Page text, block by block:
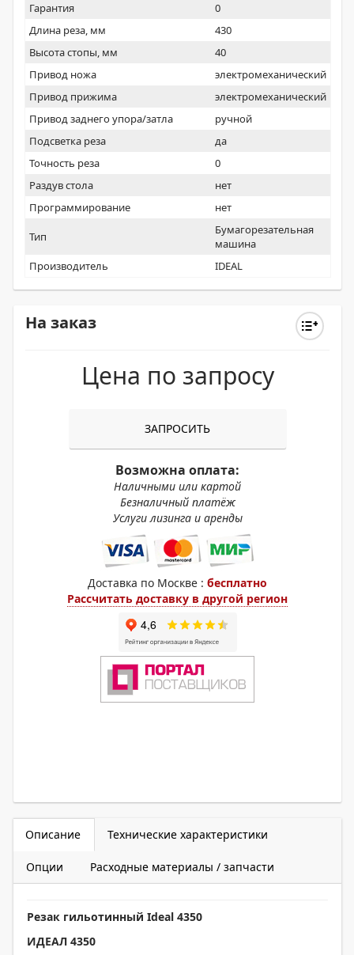
Гарантия
0
Длина реза, мм
430
Высота стопы, мм
40
Привод ножа
электромеханический
Привод прижима
электромеханический
Привод заднего упора/затла
ручной
Подсветка реза
да
Точность реза
0
Раздув стола
нет
Программирование
нет
Тип
Бумагорезательная
машина
Производитель
IDEAL
На заказ
Цена по запросу
ЗАПРОСИТЬ
Возможна оплата:
Наличными или картой
Безналичный платёж
Услуги лизинга и аренды
Доставка по Москве : бесплатно
Рассчитать доставку в другой регион
Описание Технические характеристики
Опции Расходные материалы / запчасти
Резак гильотинный Ideal 4350
ИДЕАЛ 4350